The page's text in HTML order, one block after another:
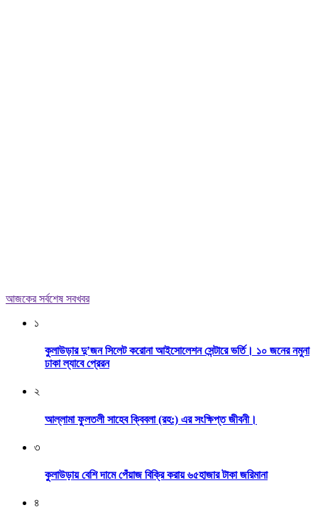
আজকের সর্বশেষ সবখবর
১
কুলাউড়ার দু’জন সিলেট করোনা আইসোলেশন সেন্টারে ভর্তি। ১০ জনের নমুনা
ঢাকা ল্যাবে প্রেরন
২
আল্লামা ফুলতলী সাহেব ক্বিবলা (রহ:) এর সংক্ষিপ্ত জীবনী।
৩
কুলাউড়ায় বেশি দামে পেঁয়াজ বিক্রি করায় ৬৫হাজার টাকা জরিমানা
৪